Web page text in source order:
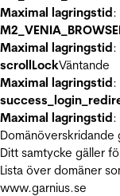
Maximal lagringstid:
Maximal lagringstid:
scrollLockVäntande
Maximal lagringstid:
Maximal lagringstid:
Domänöverskridande
Ditt samtycke gäller
Lista över domäner
www.garnius.se